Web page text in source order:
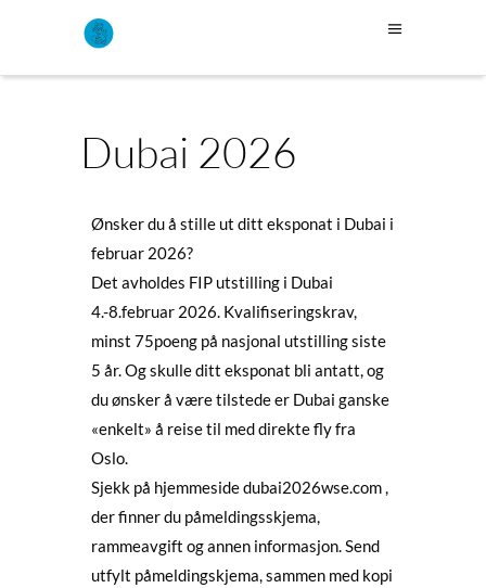
Dubai 2026
Ønsker du å stille ut ditt eksponat i Dubai i
februar 2026?
Det avholdes FIP utstilling i Dubai
4.-8.februar 2026. Kvalifiseringskrav,
minst 75poeng på nasjonal utstilling siste
5 år. Og skulle ditt eksponat bli antatt, og
du ønsker å være tilstede er Dubai ganske
«enkelt» å reise til med direkte fly fra
Oslo.
Sjekk på hjemmeside dubai2026wse.com ,
der finner du påmeldingsskjema,
rammeavgift og annen informasjon. Send
utfylt påmeldingskjema, sammen med kopi